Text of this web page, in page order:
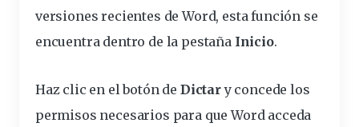
versiones recientes de Word, esta función se
encuentra dentro de la pestaña Inicio.
Haz clic en el botón de Dictary concede los
permisos necesarios para que Word acceda